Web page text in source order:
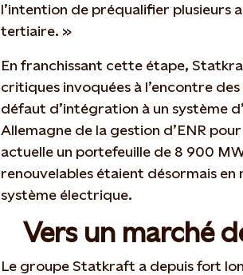
l’intention de préqualifier plusieurs
tertiaire. »
En franchissant cette étape,
critiques invoquées à l’encontre
défaut d’intégration à un système
Allemagne de la gestion d’ENR
actuelle un portefeuille de 8 900
renouvelables étaient désormais
système électrique.
Vers un marché
Le groupe Statkraft a depuis fort